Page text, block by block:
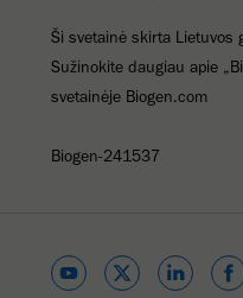
Ši svetainė skirta Lietuvos
Sužinokite daugiau apie
svetainėje Biogen.com
Biogen-241537